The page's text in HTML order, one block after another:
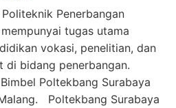
Penerbangan
tugas utama
vokasi, penelitian, dan
di bidang penerbangan.
Poltekbang Surabaya
Poltekbang Surabaya